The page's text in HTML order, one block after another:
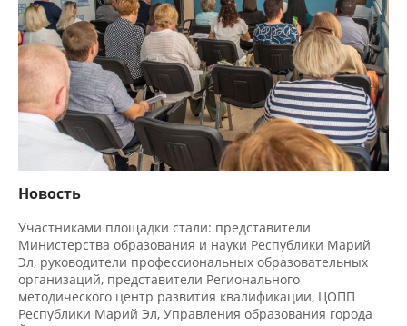
Министерства образования и науки Республики Марий
Эл, руководители профессиональных образовательных
организаций, представители Регионального
методического центр развития квалификации, ЦОПП
Республики Марий Эл, Управления образования города
Йошкар-Олы.